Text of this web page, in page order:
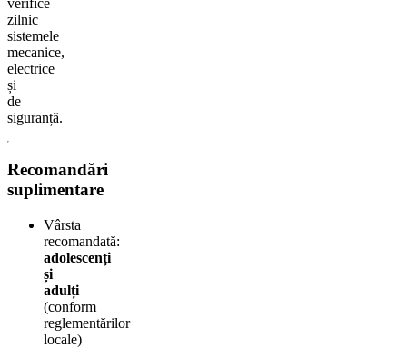
verifice
zilnic
sistemele
mecanice,
electrice
și
de
siguranță.
Recomandări
suplimentare
Vârsta
recomandată:
adolescenți
și
adulți
(conform
reglementărilor
locale)